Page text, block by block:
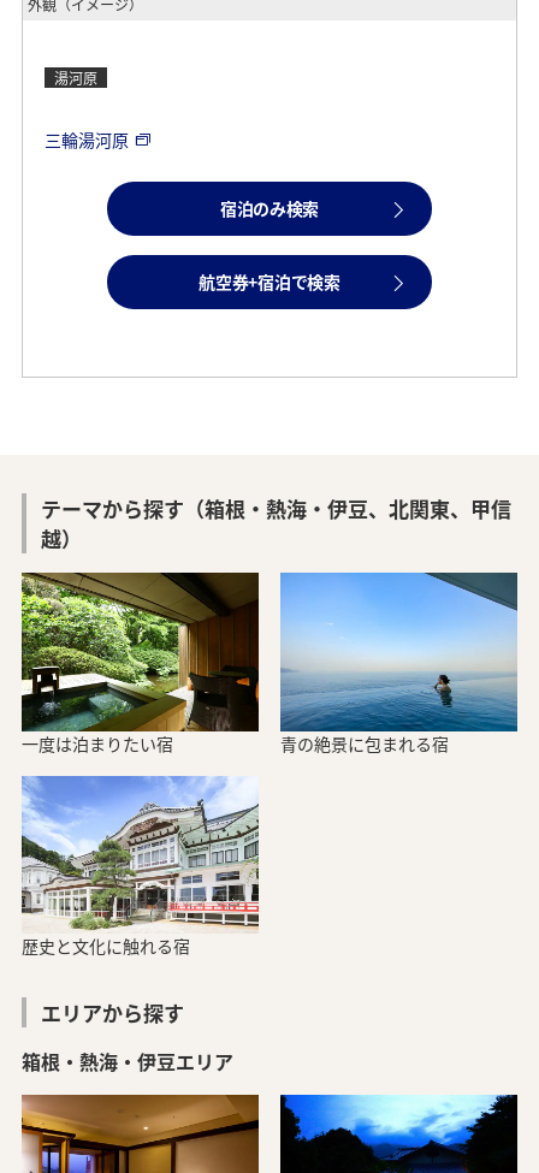
外観（イメージ）
湯河原
三輪湯河原
宿泊のみ検索
航空券+宿泊で検索
テーマから探す（箱根・熱海・伊豆、北関東、甲信
越）
一度は泊まりたい宿 青の絶景に包まれる宿
歴史と文化に触れる宿
エリアから探す
箱根・熱海・伊豆エリア